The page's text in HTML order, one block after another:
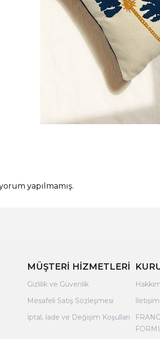
yapılmamış.
MÜŞTERİ HİZMETLERİ
Gizlilik ve Güvenlik
Mesafeli Satış Sözleşmesi
İptal, İade ve Değişim Koşulları